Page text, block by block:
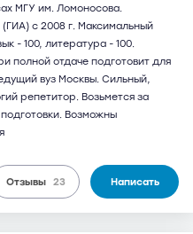
МГУ им. Ломоносова.
с 2008 г. Максимальный
- 100, литература - 100.
полной отдаче подготовит для
вуз Москвы. Сильный,
репетитор. Возьмется за
Возможны
Отзывы 23 Написать